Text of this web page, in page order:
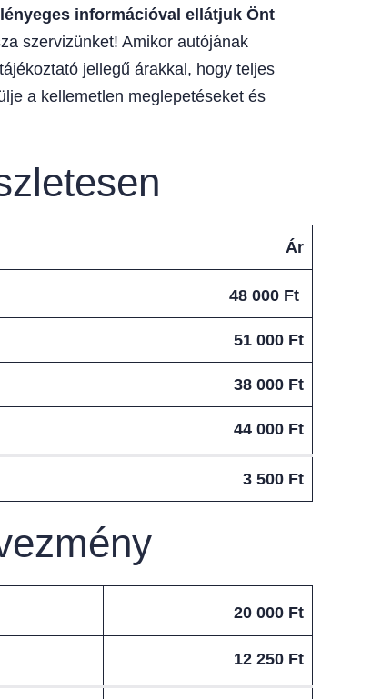
információval ellátjuk Önt
szervizünket! Amikor autójának
jellegű árakkal, hogy teljes
a kellemetlen meglepetéseket és
Ár
48 000 Ft
51 000 Ft
38 000 Ft
44 000 Ft
3 500 Ft
20 000 Ft
12 250 Ft